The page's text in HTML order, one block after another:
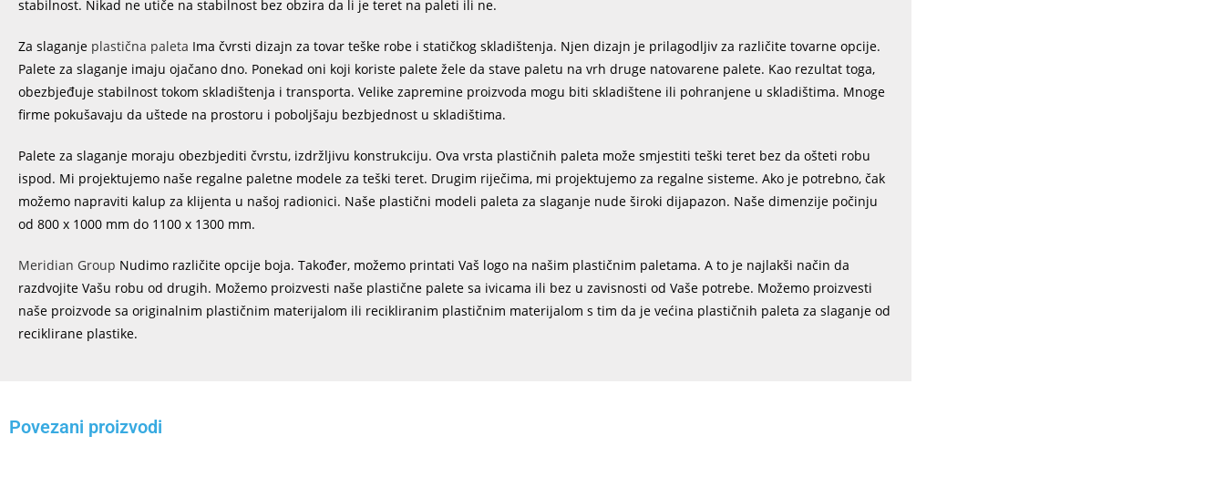
stabilnost. Nikad ne utiče na stabilnost bez obzira da li je teret na paleti ili ne.
Za slaganje plastična paleta Ima čvrsti dizajn za tovar teške robe i statičkog skladištenja. Njen dizajn je prilagodljiv za različite tovarne opcije.
Palete za slaganje imaju ojačano dno. Ponekad oni koji koriste palete žele da stave paletu na vrh druge natovarene palete. Kao rezultat toga,
obezbjeđuje stabilnost tokom skladištenja i transporta. Velike zapremine proizvoda mogu biti skladištene ili pohranjene u skladištima. Mnoge
firme pokušavaju da uštede na prostoru i poboljšaju bezbjednost u skladištima.
Palete za slaganje moraju obezbjediti čvrstu, izdržljivu konstrukciju. Ova vrsta plastičnih paleta može smjestiti teški teret bez da ošteti robu
ispod. Mi projektujemo naše regalne paletne modele za teški teret. Drugim riječima, mi projektujemo za regalne sisteme. Ako je potrebno, čak
možemo napraviti kalup za klijenta u našoj radionici. Naše plastični modeli paleta za slaganje nude široki dijapazon. Naše dimenzije počinju
od 800 x 1000 mm do 1100 x 1300 mm.
Meridian Group Nudimo različite opcije boja. Također, možemo printati Vaš logo na našim plastičnim paletama. A to je najlakši način da
razdvojite Vašu robu od drugih. Možemo proizvesti naše plastične palete sa ivicama ili bez u zavisnosti od Vaše potrebe. Možemo proizvesti
naše proizvode sa originalnim plastičnim materijalom ili recikliranim plastičnim materijalom s tim da je većina plastičnih paleta za slaganje od
reciklirane plastike.
Povezani proizvodi